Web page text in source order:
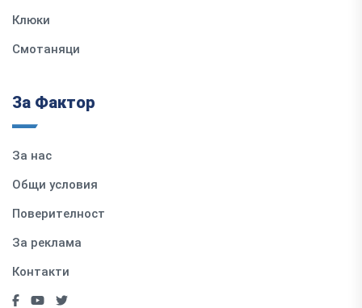
Клюки
Смотаняци
За Фактор
За нас
Общи условия
Поверителност
За реклама
Контакти